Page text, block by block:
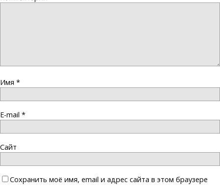
Имя *
E-mail *
Сайт
Сохранить моё имя, email и адрес сайта в этом браузере